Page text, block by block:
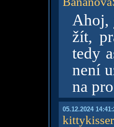
Ahoj,
žít,
tedy
není
na
05.12.2024
kittykisser